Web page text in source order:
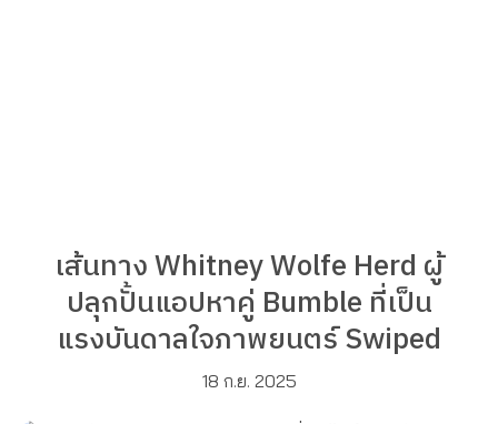
เส้นทาง Whitney Wolfe Herd ผู้
ปลุกปั้นแอปหาคู่ Bumble ที่เป็น
แรงบันดาลใจภาพยนตร์ Swiped
18 ก.ย. 2025